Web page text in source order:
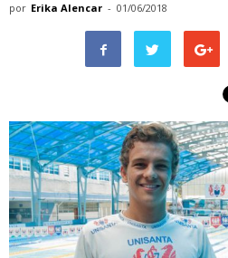
por Erika Alencar - 01/06/2018